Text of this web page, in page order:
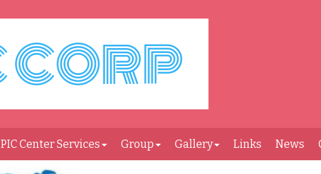
PIC Center Services Group Gallery Links News